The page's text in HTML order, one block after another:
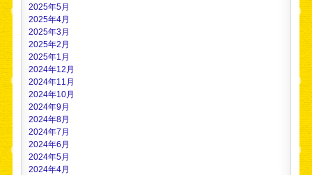
2025年5月
2025年4月
2025年3月
2025年2月
2025年1月
2024年12月
2024年11月
2024年10月
2024年9月
2024年8月
2024年7月
2024年6月
2024年5月
2024年4月